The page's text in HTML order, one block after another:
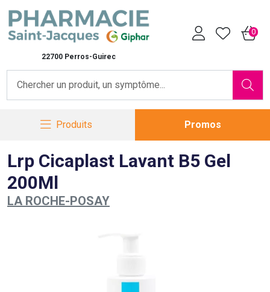
22700 Perros-Guirec
0
Produits Promos
Lrp Cicaplast Lavant B5 Gel
200Ml
LA ROCHE-POSAY